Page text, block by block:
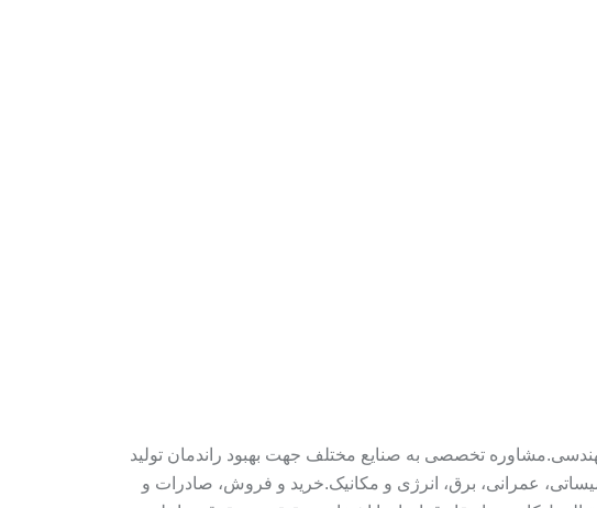
تخصصی به صنایع مختلف جهت بهبود راندمان تولید
عمرانی، برق، انرژی و مکانیک.خرید و فروش، صادرات و